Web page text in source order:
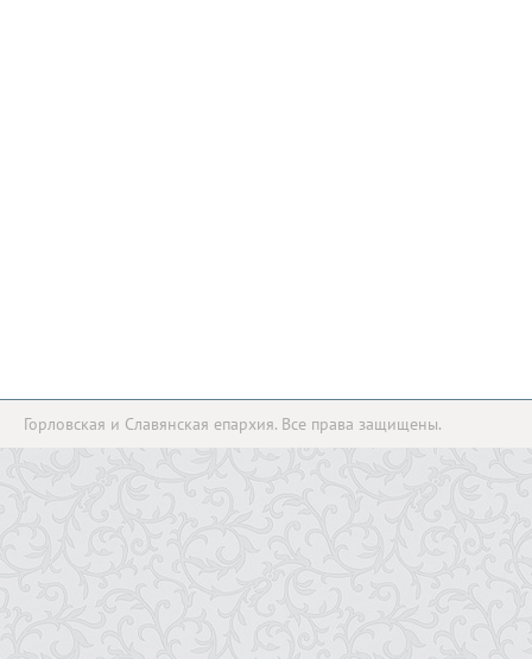
Горловская и Славянская епархия. Все права защищены.